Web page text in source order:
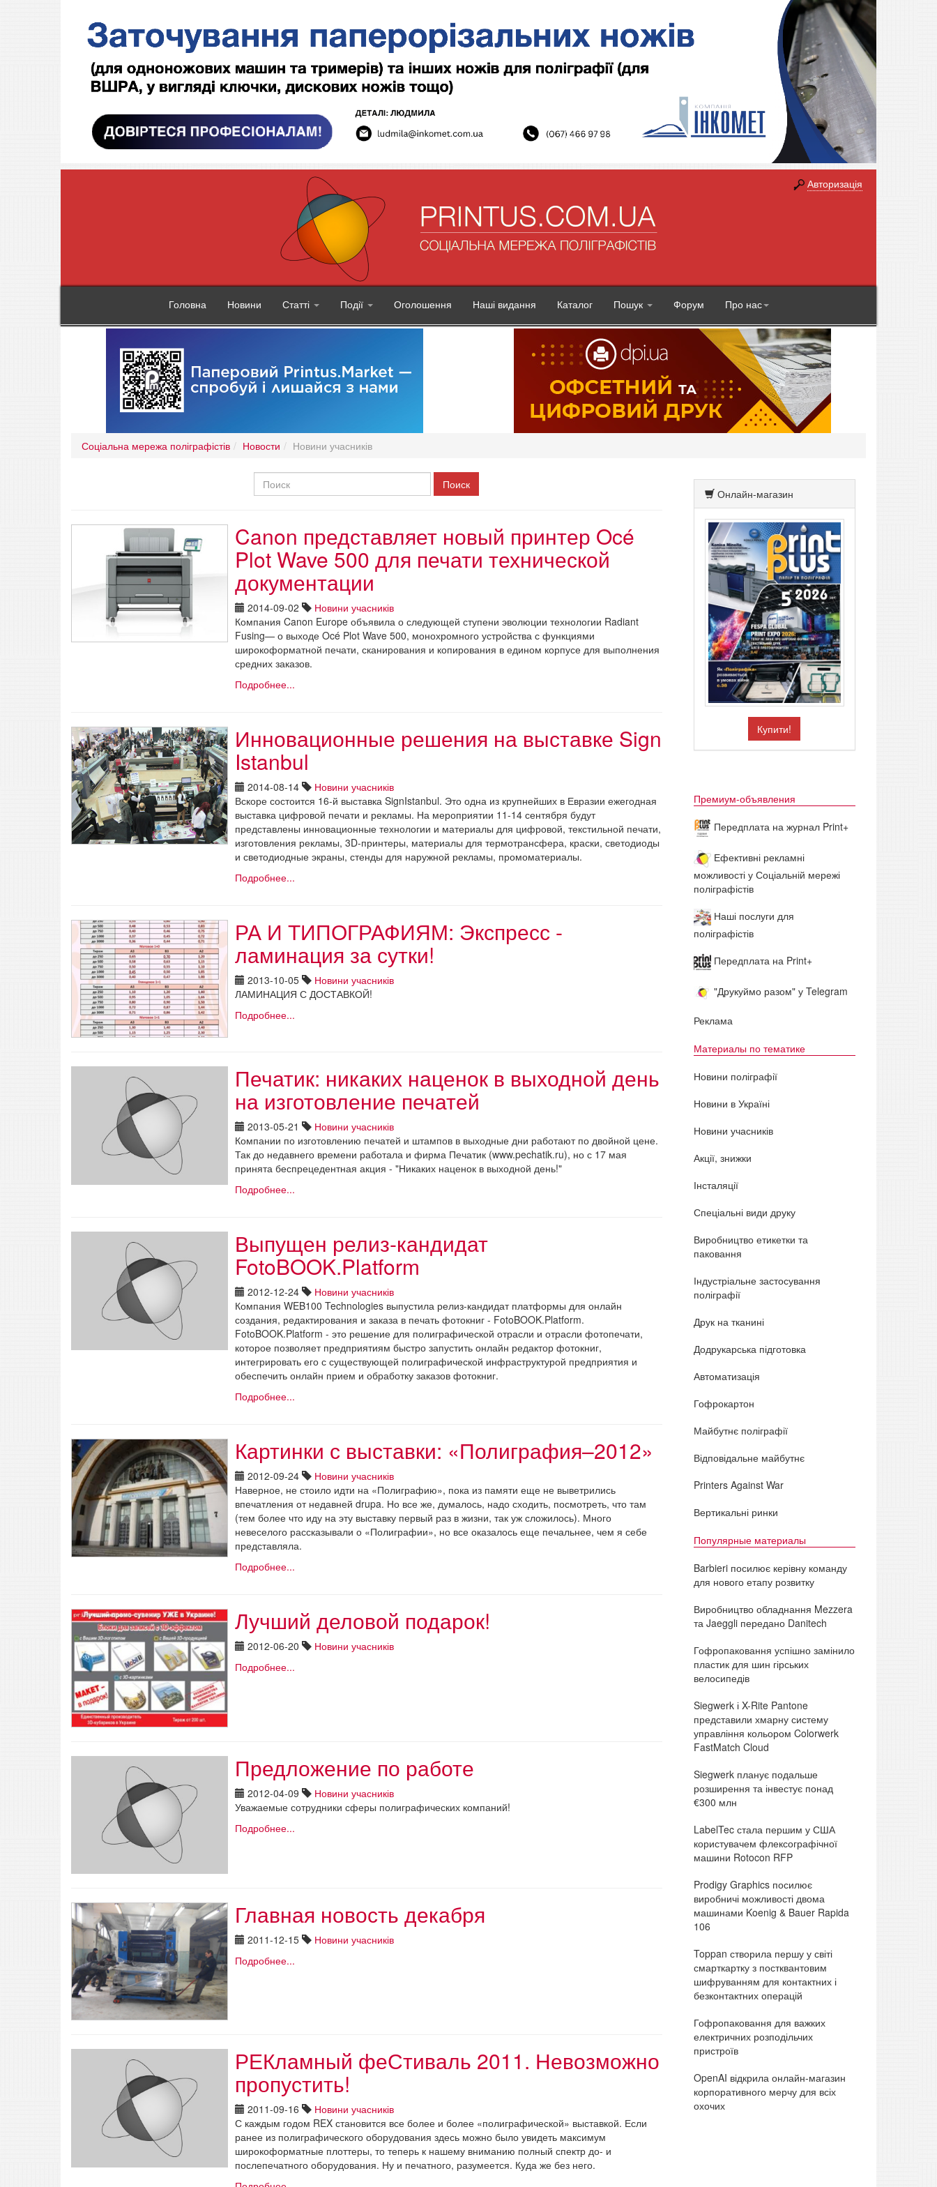
Авторизація
Головна Новини Статті Події Оголошення Наші видання Каталог Пошук Форум Про нас
Соціальна мережа поліграфістів Новости Новини учасників
Canon представляет новый принтер Océ
Plot Wave 500 для печати технической
документации
2014-09-02
Новини учасників
Компания Canon Europe объявила о следующей ступени эволюции технологии Radiant
Fusing— о выходе Océ Plot Wave 500, монохромного устройства с функциями
широкоформатной печати, сканирования и копирования в едином корпусе для выполнения
средних заказов.
Подробнее...
Инновационные решения на выставке Sign
Istanbul
2014-08-14
Новини учасників
Вскоре состоится 16-й выставка SignIstanbul. Это одна из крупнейших в Евразии ежегодная
выставка цифровой печати и рекламы. На мероприятии 11-14 сентября будут
представлены инновационные технологии и материалы для цифровой, текстильной печати,
изготовления рекламы, 3D-принтеры, материалы для термотрансфера, краски, светодиоды
и светодиодные экраны, стенды для наружной рекламы, промоматериалы.
Подробнее...
РА И ТИПОГРАФИЯМ: Экспресс -
ламинация за сутки!
2013-10-05
Новини учасників
ЛАМИНАЦИЯ С ДОСТАВКОЙ!
Подробнее...
Печатик: никаких наценок в выходной день
на изготовление печатей
2013-05-21
Новини учасників
Компании по изготовлению печатей и штампов в выходные дни работают по двойной цене.
Так до недавнего времени работала и фирма Печатик (www.pechatik.ru), но с 17 мая
принята беспрецедентная акция - "Никаких наценок в выходной день!"
Подробнее...
Выпущен релиз-кандидат
FotoBOOK.Platform
2012-12-24
Новини учасників
Компания WEB100 Technologies выпустила релиз-кандидат платформы для онлайн
создания, редактирования и заказа в печать фотокниг - FotoBOOK.Platform.
FotoBOOK.Platform - это решение для полиграфической отрасли и отрасли фотопечати,
которое позволяет предприятиям быстро запустить онлайн редактор фотокниг,
интегрировать его с существующей полиграфической инфраструктурой предприятия и
обеспечить онлайн прием и обработку заказов фотокниг.
Подробнее...
Картинки с выставки: «Полиграфия–2012»
2012-09-24
Новини учасників
Наверное, не стоило идти на «Полиграфию», пока из памяти еще не выветрились
впечатления от недавней drupa. Но все же, думалось, надо сходить, посмотреть, что там
(тем более что иду на эту выставку первый раз в жизни, так уж сложилось). Много
невеселого рассказывали о «Полиграфии», но все оказалось еще печальнее, чем я себе
представляла.
Подробнее...
Лучший деловой подарок!
2012-06-20
Новини учасників
Подробнее...
Предложение по работе
2012-04-09
Новини учасників
Уважаемые сотрудники сферы полиграфических компаний!
Подробнее...
Главная новость декабря
2011-12-15
Новини учасників
Подробнее...
РЕКламный феСтиваль 2011. Невозможно
пропустить!
2011-09-16
Новини учасників
С каждым годом REX становится все более и более «полиграфической» выставкой. Если
ранее из полиграфического оборудования здесь можно было увидеть максимум
широкоформатные плоттеры, то теперь к нашему вниманию полный спектр до- и
послепечатного оборудования. Ну и печатного, разумеется. Куда же без него.
Онлайн-магазин
Купити!
Премиум-объявления
Передплата на журнал Print+
Ефективні рекламні
можливості у Соціальній мережі
поліграфістів
Наші послуги для
поліграфістів
Передплата на Print+
"Друкуймо разом" у Telegram
Реклама
Материалы по тематике
Новини поліграфії
Новини в Україні
Новини учасників
Акції, знижки
Інсталяції
Спеціальні види друку
Виробництво етикетки та
паковання
Індустріальне застосування
поліграфії
Друк на тканині
Додрукарська підготовка
Автоматизація
Гофрокартон
Майбутнє поліграфії
Відповідальне майбутнє
Printers Against War
Вертикальні ринки
Популярные материалы
Barbieri посилює керівну команду
для нового етапу розвитку
Виробництво обладнання Mezzera
та Jaeggli передано Danitech
Гофропаковання успішно замінило
пластик для шин гірських
велосипедів
Siegwerk і X-Rite Pantone
представили хмарну систему
управління кольором Colorwerk
FastMatch Cloud
Siegwerk планує подальше
розширення та інвестує понад
€300 млн
LabelTec стала першим у США
користувачем флексографічної
машини Rotocon RFP
Prodigy Graphics посилює
виробничі можливості двома
машинами Koenig & Bauer Rapida
106
Toppan створила першу у світі
смарткартку з постквантовим
шифруванням для контактних і
безконтактних операцій
Гофропаковання для важких
електричних розподільчих
пристроїв
OpenAI відкрила онлайн-магазин
корпоративного мерчу для всіх
охочих